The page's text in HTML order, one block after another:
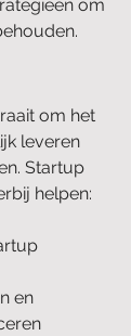
om
om het
leveren
Startup
helpen:
en